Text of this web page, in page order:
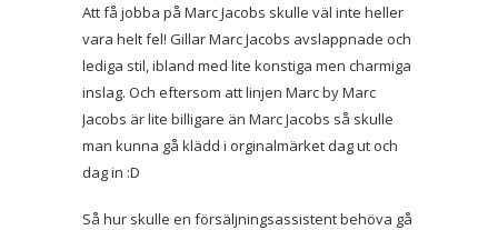
Att få jobba på Marc Jacobs skulle väl inte heller
vara helt fel! Gillar Marc Jacobs avslappnade och
lediga stil, ibland med lite konstiga men charmiga
inslag. Och eftersom att linjen Marc by Marc
Jacobs är lite billigare än Marc Jacobs så skulle
man kunna gå klädd i orginalmärket dag ut och
dag in :D
Så hur skulle en försäljningsassistent behöva gå